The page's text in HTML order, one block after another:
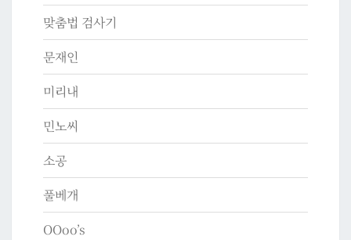
맞춤법 검사기
문재인
미리내
민노씨
소공
풀베개
OOoo’s